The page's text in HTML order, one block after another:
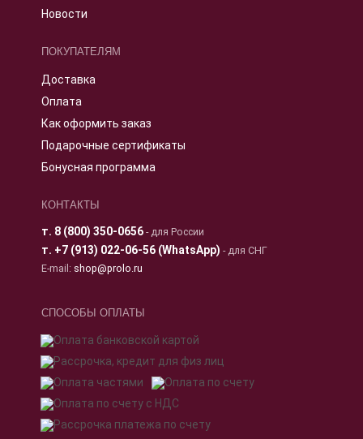
Новости
ПОКУПАТЕЛЯМ
Доставка
Оплата
Как оформить заказ
Подарочные сертификаты
Бонусная программа
КОНТАКТЫ
т. 8 (800) 350-0656- для России
т. +7 (913) 022-06-56 (WhatsApp) - для СНГ
E-mail: shop@prolo.ru
СПОСОБЫ ОПЛАТЫ